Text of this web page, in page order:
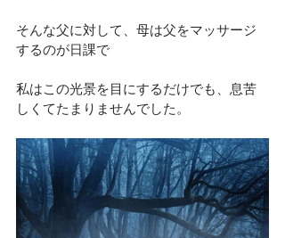
そんな父に対して、母は父をマッサージ
するのが日課で
私はこの光景を目にするだけでも、息苦
しくてたまりませんでした。